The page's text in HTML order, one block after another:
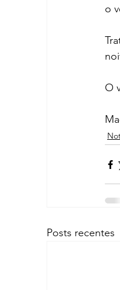
o
O
Posts recentes